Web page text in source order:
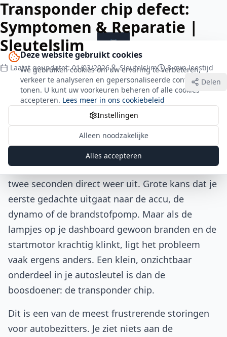
Terug naar alle artikelen
Transponder chip defect:
Symptomen & Reparatie |
Sleutelslim
Laatst geüpdatet: 01/03/2026 Sleutelslim 8min leestijd
Delen
Transponder chip defect: symptomen en
reparatie
Je draait de sleutel om, de startmotor draait
rond, maar de motor slaat niet aan. Of
misschien start de auto wel, maar valt hij na
twee seconden direct weer uit. Grote kans dat je
eerste gedachte uitgaat naar de accu, de
dynamo of de brandstofpomp. Maar als de
lampjes op je dashboard gewoon branden en de
startmotor krachtig klinkt, ligt het probleem
vaak ergens anders. Een klein, onzichtbaar
onderdeel in je autosleutel is dan de
boosdoener: de transponder chip.
Dit is een van de meest frustrerende storingen
voor autobezitters. Je ziet niets aan de
Deze website gebruikt cookies
We gebruiken cookies om uw ervaring te verbeteren,
verkeer te analyseren en gepersonaliseerde content te
tonen. U kunt uw voorkeuren beheren of alle cookies
accepteren. Lees meer in ons cookiebeleid
Instellingen
Alleen noodzakelijke
Alles accepteren